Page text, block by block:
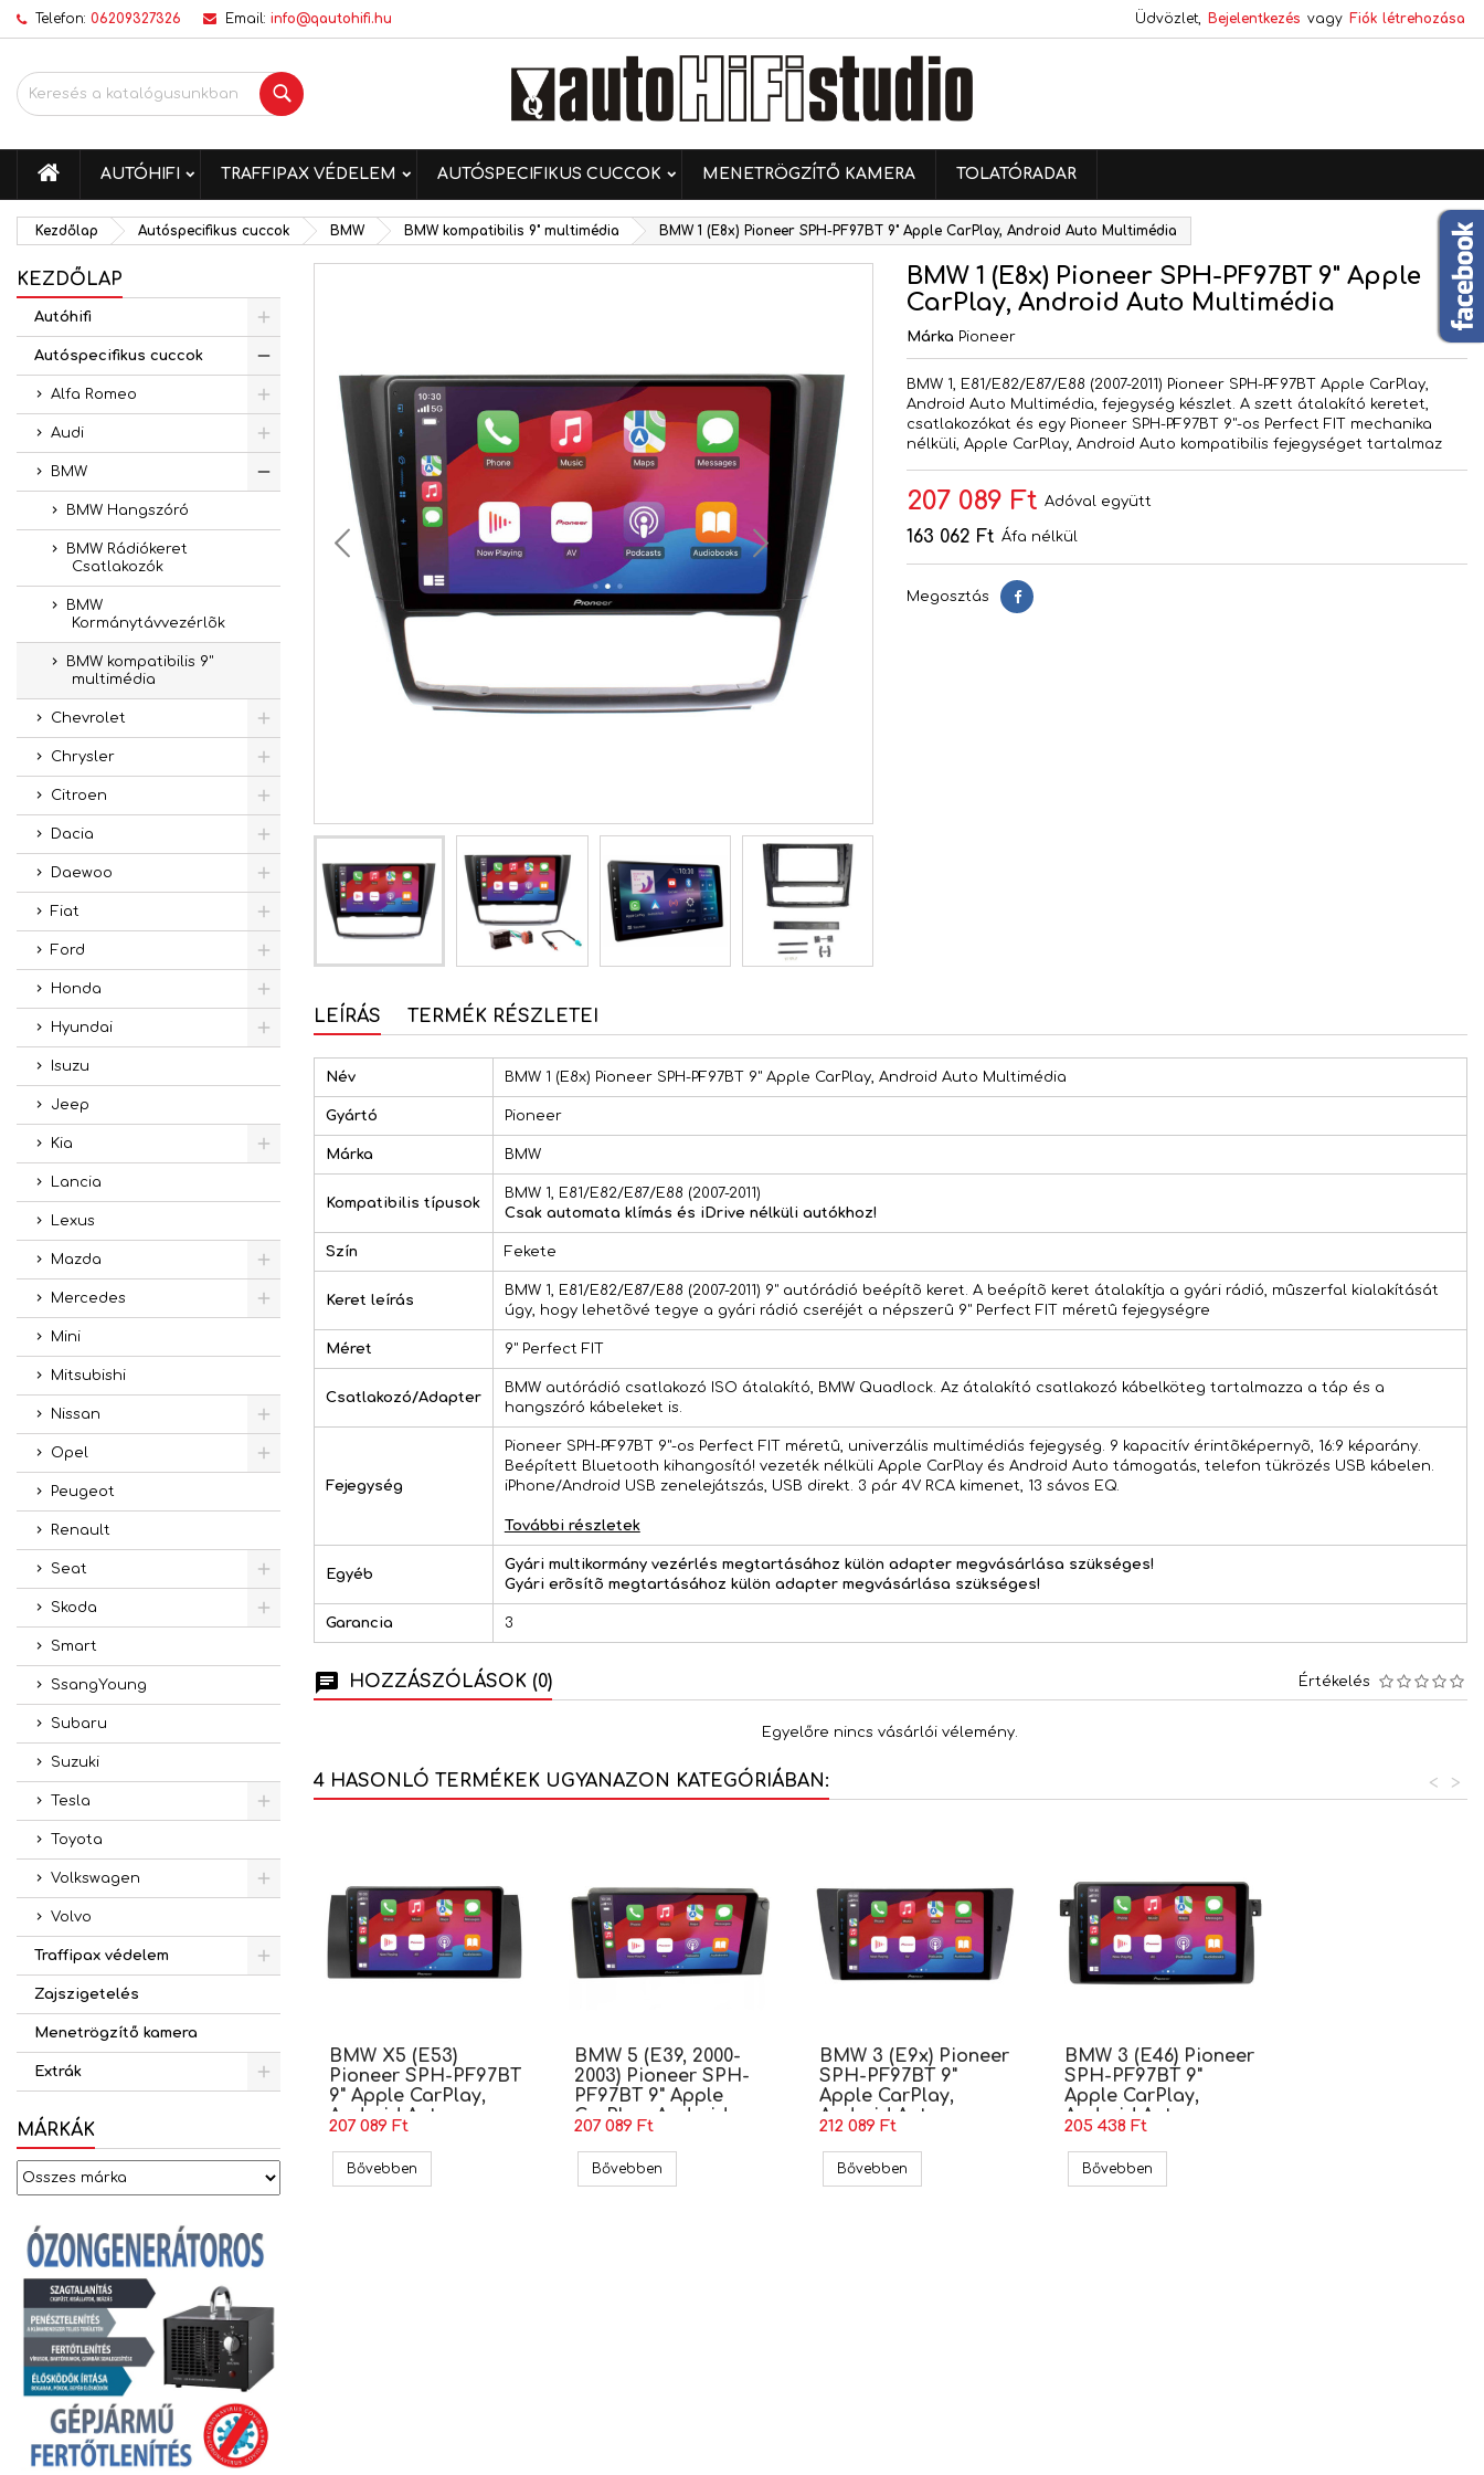
Telefon: 06209327326 Email: info@qautohifi.hu Üdvözlet, Bejelentkezés vagy Fiók létrehozása
Keresés
KEZDŐLAP
AUTÓHIFI TRAFFIPAX VÉDELEM AUTÓSPECIFIKUS CUCCOK MENETRÖGZÍTŐ KAMERA TOLATÓRADAR
Kezdőlap Autóspecifikus cuccok BMW BMW kompatibilis 9" multimédia BMW 1 (E8x) Pioneer SPH-PF97BT 9" Apple CarPlay, Android Auto Multimédia
KEZDŐLAP
Autóhifi
Autóspecifikus cuccok
Alfa Romeo
Audi
BMW
BMW Hangszóró
BMW Rádiókeret
Csatlakozók
BMW
Kormánytávvezérlõk
BMW kompatibilis 9"
multimédia
Chevrolet
Chrysler
Citroen
Dacia
Daewoo
Fiat
Ford
Honda
Hyundai
Isuzu
Jeep
Kia
Lancia
Lexus
Mazda
Mercedes
Mini
Mitsubishi
Nissan
Opel
Peugeot
Renault
Seat
Skoda
Smart
SsangYoung
Subaru
Suzuki
Tesla
Toyota
Volkswagen
Volvo
Traffipax védelem
Zajszigetelés
Menetrögzítő kamera
Extrák
MÁRKÁK
BMW 1 (E8x) Pioneer SPH-PF97BT 9" Apple
CarPlay, Android Auto Multimédia
Márka Pioneer
BMW 1, E81/E82/E87/E88 (2007-2011) Pioneer SPH-PF97BT Apple CarPlay,
Android Auto Multimédia, fejegység készlet. A szett átalakító keretet,
csatlakozókat és egy Pioneer SPH-PF97BT 9"-os Perfect FIT mechanika
nélküli, Apple CarPlay, Android Auto kompatibilis fejegységet tartalmaz
207 089 Ft Adóval együtt
163 062 Ft Áfa nélkül
Megosztás Megosztás
LEÍRÁS TERMÉK RÉSZLETEI
Név BMW 1 (E8x) Pioneer SPH-PF97BT 9" Apple CarPlay, Android Auto Multimédia
Gyártó Pioneer
Márka BMW
Kompatibilis típusok
BMW 1, E81/E82/E87/E88 (2007-2011)
Csak automata klímás és iDrive nélküli autókhoz!
Szín Fekete
Keret leírás
BMW 1, E81/E82/E87/E88 (2007-2011) 9" autórádió beépítõ keret. A beépítõ keret átalakítja a gyári rádió, mûszerfal kialakítását
úgy, hogy lehetõvé tegye a gyári rádió cseréjét a népszerû 9" Perfect FIT méretû fejegységre
Méret 9" Perfect FIT
Csatlakozó/Adapter
BMW autórádió csatlakozó ISO átalakító, BMW Quadlock. Az átalakító csatlakozó kábelköteg tartalmazza a táp és a
hangszóró kábeleket is.
Fejegység
Pioneer SPH-PF97BT 9"-os Perfect FIT méretû, univerzális multimédiás fejegység. 9 kapacitív érintõképernyõ, 16:9 képarány.
Beépített Bluetooth kihangosító! vezeték nélküli Apple CarPlay és Android Auto támogatás, telefon tükrözés USB kábelen.
iPhone/Android USB zenelejátszás, USB direkt. 3 pár 4V RCA kimenet, 13 sávos EQ.
További részletek
Egyéb
Gyári multikormány vezérlés megtartásához külön adapter megvásárlása szükséges!
Gyári erõsítõ megtartásához külön adapter megvásárlása szükséges!
Garancia 3
HOZZÁSZÓLÁSOK (0) Értékelés
Egyelőre nincs vásárlói vélemény.
4 HASONLÓ TERMÉKEK UGYANAZON KATEGÓRIÁBAN: >
<
BMW X5 (E53)
Pioneer SPH-PF97BT
9" Apple CarPlay,
Android Auto
Multimédia
207 089 Ft
BővebbenBMW X5 (E53) Pioneer SPH-PF97BT 9" Apple CarPlay, Android Auto Multimédia
BMW 5 (E39, 2000-
2003) Pioneer SPH-
PF97BT 9" Apple
CarPlay, Android
Auto Multimédia
207 089 Ft
BővebbenBMW 5 (E39, 2000-2003) Pioneer SPH-PF97BT 9" Apple CarPlay, Android Auto Multimédia
BMW 3 (E9x) Pioneer
SPH-PF97BT 9"
Apple CarPlay,
Android Auto
Multimédia
212 089 Ft
BővebbenBMW 3 (E9x) Pioneer SPH-PF97BT 9" Apple CarPlay, Android Auto Multimédia
BMW 3 (E46) Pioneer
SPH-PF97BT 9"
Apple CarPlay,
Android Auto
Multimédia
205 438 Ft
BővebbenBMW 3 (E46) Pioneer SPH-PF97BT 9" Apple
Kívánságlistáim
Új lista létrehozása
Kívánságlista létrehozása
Mégsem Kívánságlista létrehozása
Bejelentkezés
Be kell jelentkezned a termékek kívánságlistába történő